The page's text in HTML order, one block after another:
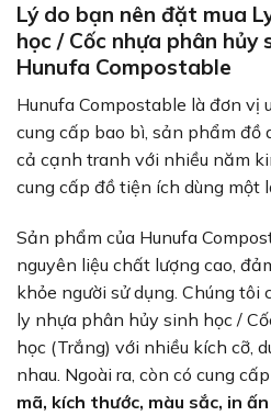
Lý do bạn nên đặt mua
học / Cốc nhựa phân
Hunufa Compostable
Hunufa Compostable là đơn vị
cung cấp bao bì, sản phẩm đồ
cả cạnh tranh với nhiều năm
cung cấp đồ tiện ích dùng một
Sản phẩm của Hunufa
nguyên liệu chất lượng cao,
khỏe người sử dụng. Chúng tôi
ly nhựa phân hủy sinh học /
học (Trắng) với nhiều kích cỡ,
nhau. Ngoài ra, còn có cung cấp
mã, kích thước, màu sắc, in